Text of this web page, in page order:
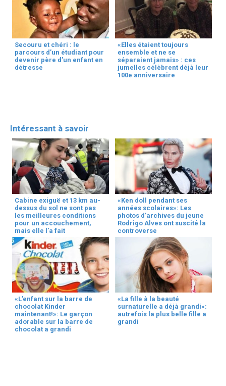
Secouru et chéri : le
parcours d’un étudiant pour
devenir père d’un enfant en
détresse
«Elles étaient toujours
ensemble et ne se
séparaient jamais» : ces
jumelles célèbrent déjà leur
100e anniversaire
Intéressant à savoir
Cabine exiguë et 13 km au-
dessus du sol ne sont pas
les meilleures conditions
pour un accouchement,
mais elle l’a fait
«Ken doll pendant ses
années scolaires»: Les
photos d’archives du jeune
Rodrigo Alves ont suscité la
controverse
«L’enfant sur la barre de
chocolat Kinder
maintenant!»: Le garçon
adorable sur la barre de
chocolat a grandi
«La fille à la beauté
surnaturelle a déjà grandi»:
autrefois la plus belle fille a
grandi